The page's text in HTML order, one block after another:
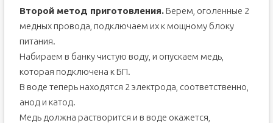
Второй метод приготовления.Берем, оголенные 2
медных провода, подключаем их к мощному блоку
питания.
Набираем в банку чистую воду, и опускаем медь,
которая подключена к БП.
В воде теперь находятся 2 электрода, соответственно,
анод и катод.
Медь должна растворится и в воде окажется,